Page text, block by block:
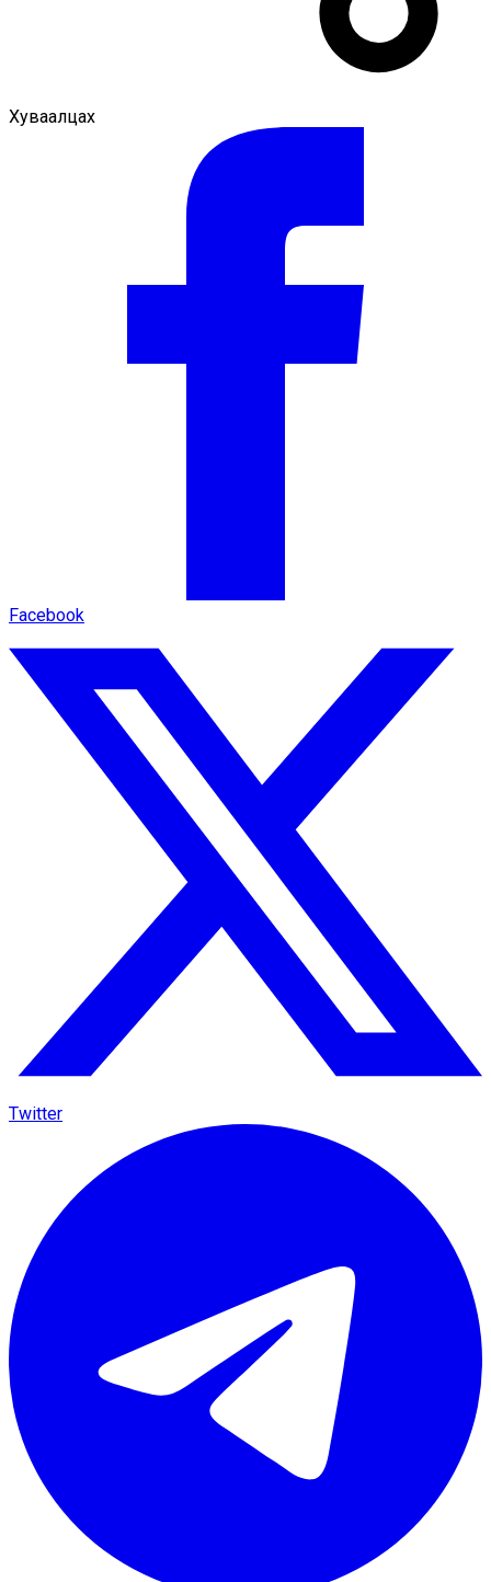
Хуваалцах
Facebook
Twitter